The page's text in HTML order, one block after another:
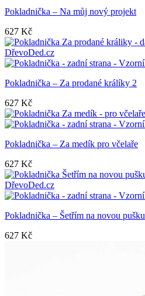
Pokladnička – Na můj nový projekt
627 Kč
Pokladnička – Za prodané králíky 2
627 Kč
Pokladnička – Za medík pro včelaře
627 Kč
Pokladnička – Šetřím na novou pušku
627 Kč